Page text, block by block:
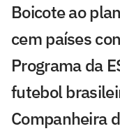
Boicote ao
cem países
Programa da
futebol
Companheira